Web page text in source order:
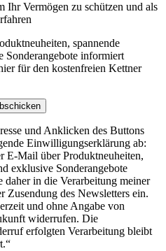
Ihr Vermögen zu schützen und als
spannende
Sonderangebote informiert
für den kostenfreien Kettner
und Anklicken des Buttons
Einwilligungserklärung ab:
E-Mail über Produktneuheiten,
exklusive Sonderangebote
in die Verarbeitung meiner
des Newsletters ein.
und ohne Angabe von
widerrufen. Die
erfolgten Verarbeitung bleibt